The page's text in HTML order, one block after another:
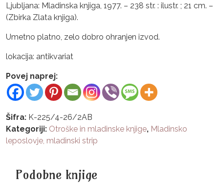
Ljubljana: Mladinska knjiga, 1977. – 238 str. : ilustr. ; 21 cm. –
(Zbirka Zlata knjiga).
Umetno platno, zelo dobro ohranjen izvod.
lokacija: antikvariat
Povej naprej:
Šifra: K-225/4-26/2AB
Kategoriji: Otroške in mladinske knjige, Mladinsko
leposlovje, mladinski strip
Podobne knjige